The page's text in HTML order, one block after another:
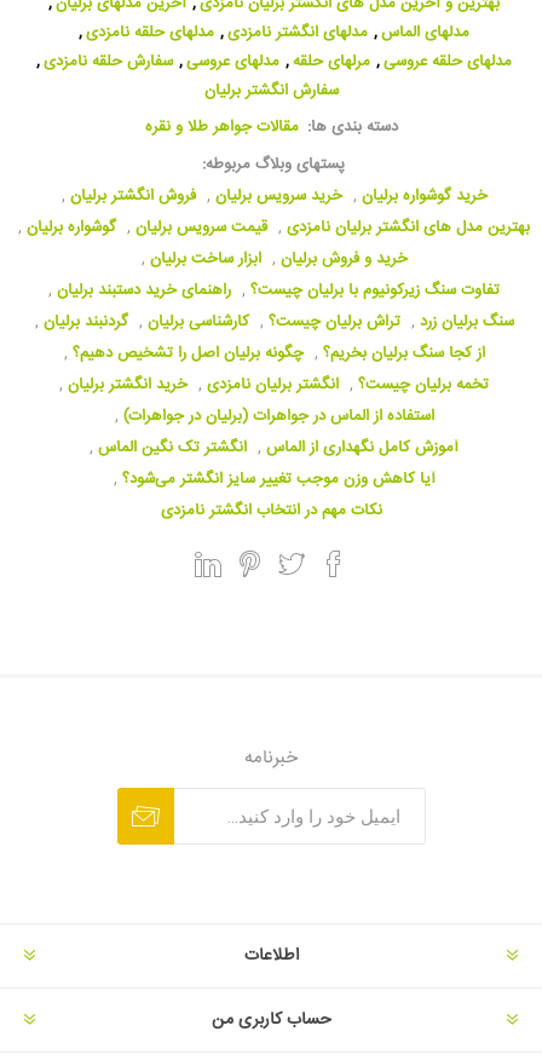
مدلهای الماس, مدلهای انگشتر نامزدی, مدلهای حلقه نامزدی,
مدلهای حلقه عروسی, مرلهای حلقه, مدلهای عروسی, سفارش حلقه نامزدی,
سفارش انگشتر برلیان
دسته بندی ها: مقالات جواهر طلا و نقره
پستهای وبلاگ مربوطه:
خرید گوشواره برلیان , خرید سرویس برلیان , فروش انگشتر برلیان ,
بهترین مدل های انگشتر برلیان نامزدی , قیمت سرویس برلیان , گوشواره برلیان ,
خرید و فروش برلیان , ابزار ساخت برلیان ,
تفاوت سنگ زیرکونیوم با برلیان چیست؟ , راهنمای خرید دستبند برلیان ,
سنگ برلیان زرد , تراش برلیان چیست؟ , کارشناسی برلیان , گردنبند برلیان ,
از کجا سنگ برلیان بخریم؟ , چگونه برلیان اصل را تشخیص دهیم؟ ,
تخمه برلیان چیست؟ , انگشتر برلیان نامزدی , خرید انگشتر برلیان ,
استفاده از الماس در جواهرات (برلیان در جواهرات) ,
آموزش کامل نگهداری از الماس , انگشتر تک نگین الماس ,
آیا کاهش وزن موجب تغییر سایز انگشتر می‌شود؟ ,
نکات مهم در انتخاب انگشتر نامزدی
خبرنامه
اطلاعات
حساب کاربری من